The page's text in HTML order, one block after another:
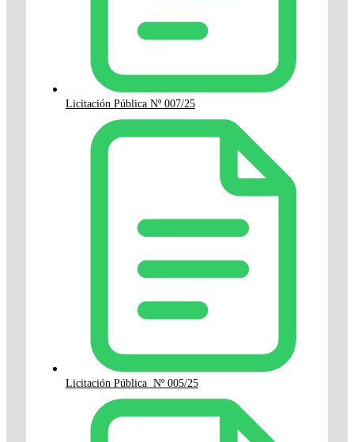
Licitación Pública Nº 007/25
Licitación Pública Nº 005/25